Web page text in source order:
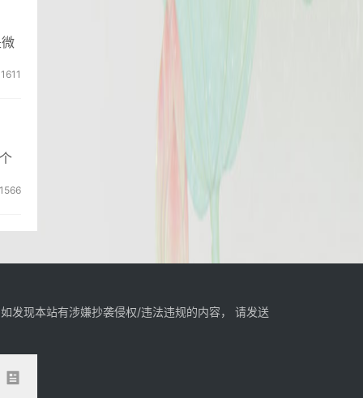
1611
1566
发现本站有涉嫌抄袭侵权/违法违规的内容， 请发送